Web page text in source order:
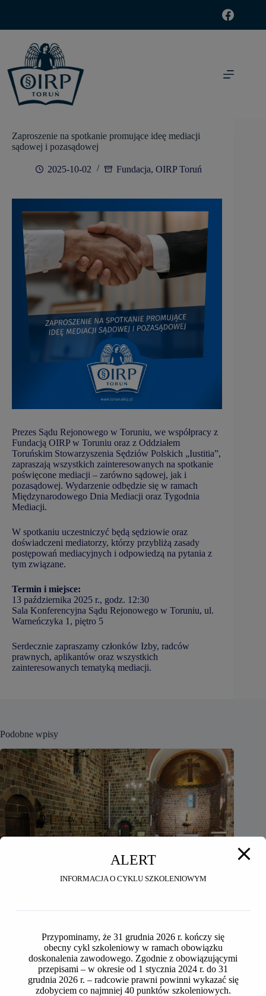
Zaproszenie na spotkanie promujące ideę mediacji
sądowej i pozasądowej
2025-10-02 Fundacja, OIRP Toruń
Prezes Sądu Rejonowego w Toruniu, we współpracy z
Fundacją OIRP w Toruniu oraz z Oddziałem
Toruńskim Stowarzyszenia Sędziów Polskich „Iustitia”,
zapraszają wszystkich zainteresowanych na spotkanie
poświęcone mediacji – zarówno sądowej, jak i
pozasądowej. Wydarzenie odbędzie się w ramach
Międzynarodowego Dnia Mediacji oraz Tygodnia
Mediacji.
W spotkaniu uczestniczyć będą sędziowie oraz
doświadczeni mediatorzy, którzy przybliżą zasady
postępowań mediacyjnych i odpowiedzą na pytania z
tym związane.
Termin i miejsce:
13 października 2025 r., godz. 12:30
Sala Konferencyjna Sądu Rejonowego w Toruniu, ul.
Warneńczyka 1, piętro 5
Serdecznie zapraszamy członków Izby, radców
prawnych, aplikantów oraz wszystkich
zainteresowanych tematyką mediacji.
Podobne wpisy
Seniorzy OIRP w Toruniu na wycieczce do Inowrocławia i
ALERT
INFORMACJA O CYKLU SZKOLENIOWYM
Przypominamy, że 31 grudnia 2026 r. kończy się
obecny cykl szkoleniowy w ramach obowiązku
doskonalenia zawodowego. Zgodnie z obowiązującymi
przepisami – w okresie od 1 stycznia 2024 r. do 31
grudnia 2026 r. – radcowie prawni powinni wykazać się
zdobyciem co najmniej 40 punktów szkoleniowych.